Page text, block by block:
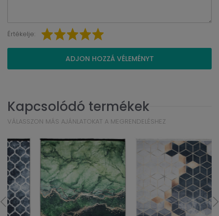
Értékelje:
ADJON HOZZÁ VÉLEMÉNYT
Kapcsolódó termékek
VÁLASSZON MÁS AJÁNLATOKAT A MEGRENDELÉSHEZ